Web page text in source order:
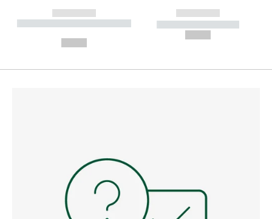
------------
----------- ----------- --------
------------
----------- -----------